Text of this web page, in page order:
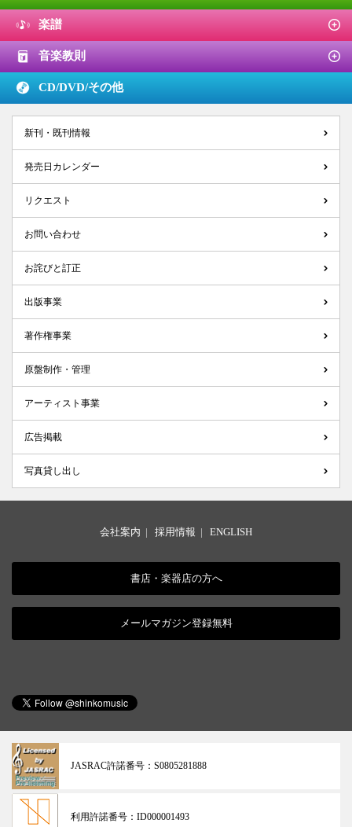
楽譜
音楽教則
CD/DVD/その他
新刊・既刊情報
発売日カレンダー
リクエスト
お問い合わせ
お詫びと訂正
出版事業
著作権事業
原盤制作・管理
アーティスト事業
広告掲載
写真貸し出し
会社案内 | 採用情報 | ENGLISH
書店・楽器店の方へ
メールマガジン登録無料
JASRAC許諾番号： S0805281888
利用許諾番号： ID000001493